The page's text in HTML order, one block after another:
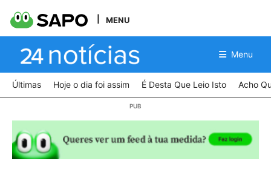
MENU
Menu
Últimas Hoje o dia foi assim É Desta Que Leio Isto Acho